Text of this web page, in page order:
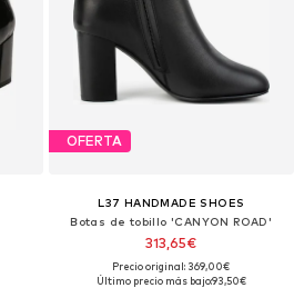
OFERTA
L37 HANDMADE SHOES
Botas de tobillo 'CANYON ROAD'
313,65€
Precio original: 369,00€
Último precio más bajo:93,50€